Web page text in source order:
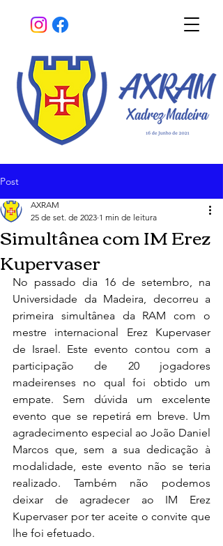
Post
Simultânea com IM Erez
Kupervaser
AXRAM
25 de set. de 2023 1 min de leitura
No passado dia 16 de setembro, na
Universidade da Madeira, decorreu a
primeira simultânea da RAM com o
mestre internacional Erez Kupervaser
de Israel. Este evento contou com a
participação de 20 jogadores
madeirenses no qual foi obtido um
empate. Sem dúvida um excelente
evento que se repetirá em breve. Um
agradecimento especial ao João Daniel
Marcos que, sem a sua dedicação à
modalidade, este evento não se teria
realizado. Também não podemos
deixar de agradecer ao IM Erez
Kupervaser por ter aceite o convite que
lhe foi efetuado.